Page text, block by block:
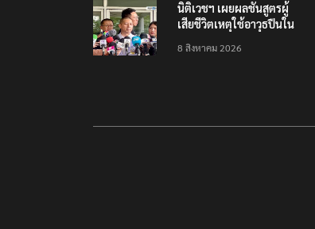
นิติเวชฯ เผยผลชันสูตรผู้
เสียชีวิตเหตุใช้อาวุธปืนใน
จุดสำคัญทั้งหมด
8 สิงหาคม 2026